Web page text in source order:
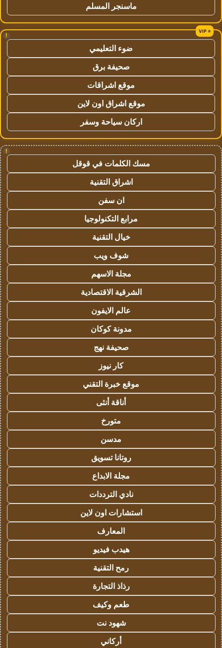
ماسنجر المسلم
!
ضوء التعليمي
صحيفة برق
موقع اشراقات
موقع اشراق اون لاين
اركان سياحة وسفر
!
مسك الكلمات في قوقل
اشراق التقنية
ان سفن
مرابع التكنولوجيا
خيال التقنية
شوف ويب
مجلة الاسهم
الشرقية الاقتصادية
عالم الايفون
مدونة كوكان
صحيفة نهج
كار نيوز
موقع خبرة التقني
أناقة أنثى
متورخ
مدسن
روتانا تسويق
مجلة الابداع
نادي الترددات
استشارات اون لاين
المعارف
هيدب فيديو
رمح التقنية
رذاذ التجارة
طعم وكيف
شهود نت
أركاني